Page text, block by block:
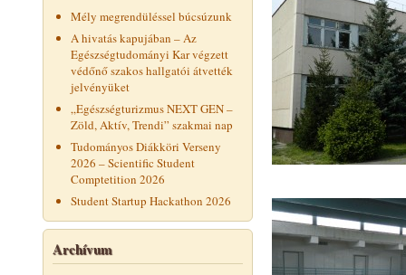
Mély megrendüléssel búcsúzunk
A hivatás kapujában – Az
Egészségtudományi Kar végzett
védőnő szakos hallgatói átvették
jelvényüket
„Egészségturizmus NEXT GEN –
Zöld, Aktív, Trendi” szakmai nap
Tudományos Diákköri Verseny
2026 – Scientific Student
Comptetition 2026
Student Startup Hackathon 2026
Archívum